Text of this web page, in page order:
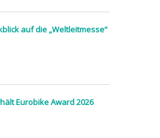
auf die „Weltleitmesse“
Eurobike Award 2026